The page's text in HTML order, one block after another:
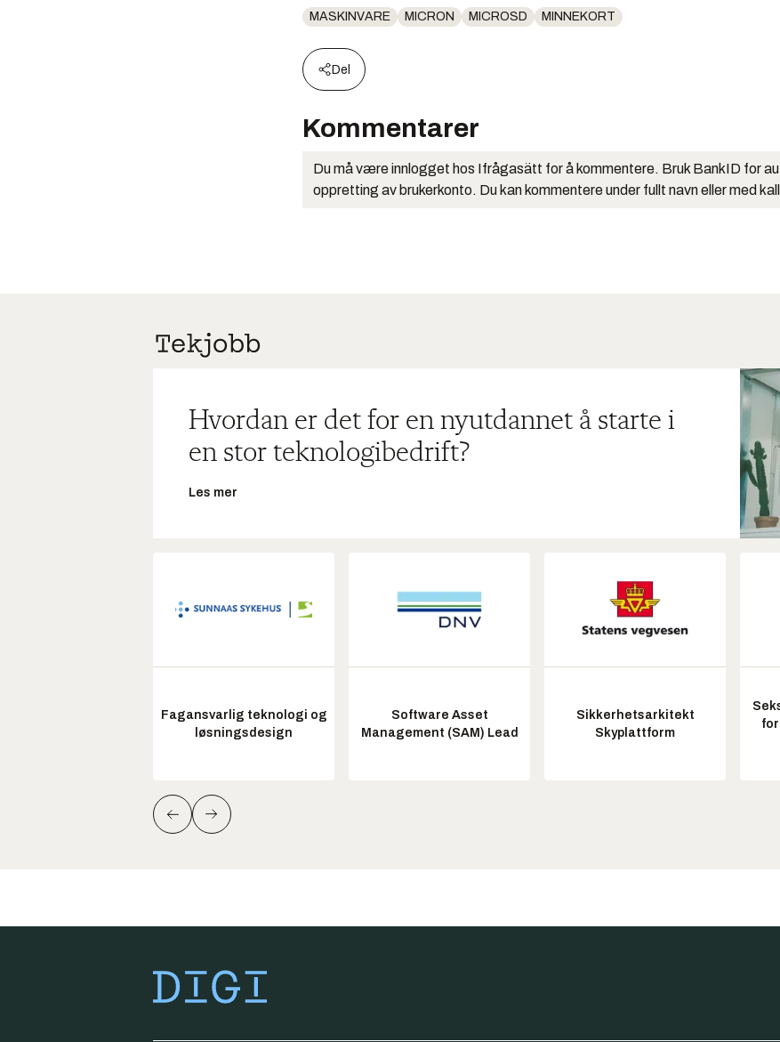
MASKINVARE MICRON MICROSD MINNEKORT
Del
Kommentarer
Du må være innlogget hos Ifrågasätt for å kommentere. Bruk BankID for
oppretting av brukerkonto. Du kan kommentere under fullt navn eller med
Hvordan er det for en nyutdannet å starte i
en stor teknologibedrift?
Les mer
Fagansvarlig teknologi og
løsningsdesign
Software Asset
Management (SAM) Lead
Sikkerhetsarkitekt
Skyplattform